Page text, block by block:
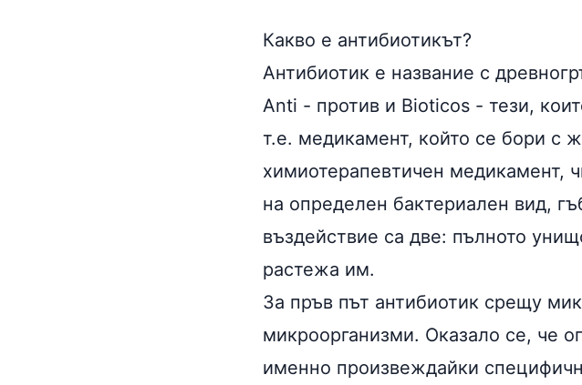
Какво е антибиотикът?
Антибиотик е название с
Anti - против и Bioticos - тези,
т.е. медикамент, който се бори с
химиотерапевтичен медикамент,
на определен бактериален вид,
въздействие са две: пълното
растежа им.
За пръв път антибиотик срещу
микроорганизми. Оказало се, че
именно произвеждайки